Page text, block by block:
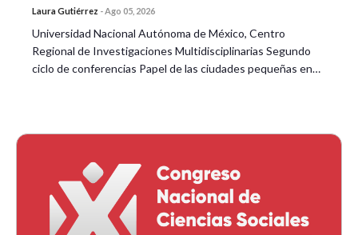
Laura Gutiérrez -Ago 05, 2026
Universidad Nacional Autónoma de México, Centro
Regional de Investigaciones Multidisciplinarias Segundo
ciclo de conferencias Papel de las ciudades pequeñas en…